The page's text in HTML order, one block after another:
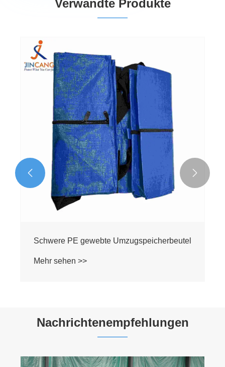
Verwandte Produkte
Schwere PE gewebte Umzugspeicherbeutel
Mehr sehen >>
 
Nachrichtenempfehlungen